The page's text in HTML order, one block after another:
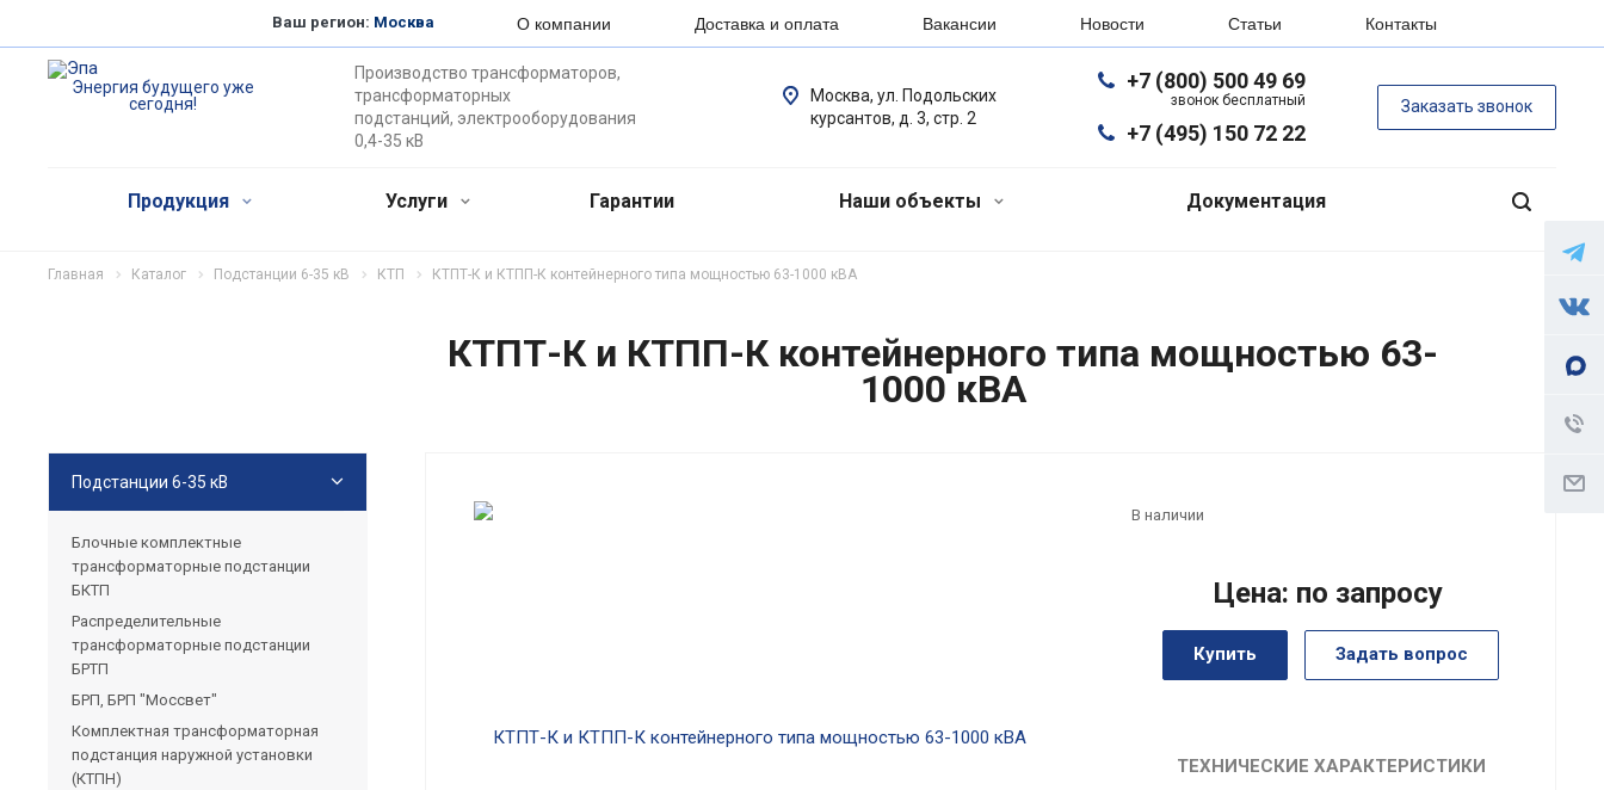
Ваш регион: Москва О компании Доставка и оплата Вакансии Новости Статьи Контакты
Энергия будущего уже
сегодня!
Производство трансформаторов,
трансформаторных
подстанций, электрооборудования
0,4-35 кВ
+7 (800) 500 49 69
звонок бесплатный
+7 (495) 150 72 22
Заказать звонок
Москва, ул. Подольских
курсантов, д. 3, стр. 2
Продукция Услуги Гарантии Наши объекты Документация
Главная Каталог Подстанции 6-35 кВ КТП КТПТ-К и КТПП-К контейнерного типа мощностью 63-1000 кВА
КТПТ-К и КТПП-К контейнерного типа мощностью 63-
1000 кВА
В наличии
Цена: по запросу
Купить Задать вопрос
ТЕХНИЧЕСКИЕ ХАРАКТЕРИСТИКИ
Подстанции 6-35 кВ
Блочные комплектные
трансформаторные подстанции
БКТП
Распределительные
трансформаторные подстанции
БРТП
БРП, БРП "Моссвет"
Комплектная трансформаторная
подстанция наружной установки
(КТПН)